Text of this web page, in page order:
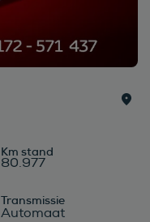
80.977
Transmissie
Automaat